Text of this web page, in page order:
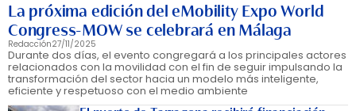
La próxima edición del eMobility Expo World
Congress-MOW se celebrará en Málaga
Redacción27/11/2025
Durante dos días, el evento congregará a los principales actores
relacionados con la movilidad con el fin de seguir impulsando la
transformación del sector hacia un modelo más inteligente,
eficiente y respetuoso con el medio ambiente